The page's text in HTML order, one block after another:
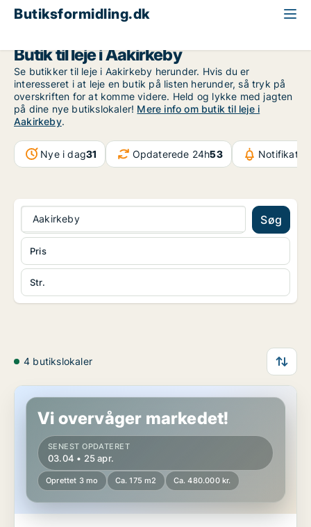
Butiksformidling.dk
Butik til leje i Aakirkeby
Se butikker til leje i Aakirkeby herunder. Hvis du er
interesseret i at leje en butik på listen herunder, så tryk på
overskriften for at komme videre. Held og lykke med jagten
på dine nye butikslokaler! Mere info om butik til leje i
Aakirkeby.
Nye i dag31 Opdaterede 24h53
Aakirkeby Søg
Str.
Pris
4 butikslokaler
Butik i Aakirkeby
Vi overvåger markedet!
SENEST OPDATERET
03.04 • 25 apr.
Oprettet 3 mo Ca. 175 m2 Ca. 480.000 kr.